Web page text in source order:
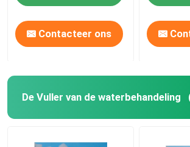
Contacteer ons
De Vuller van de waterbehandeling